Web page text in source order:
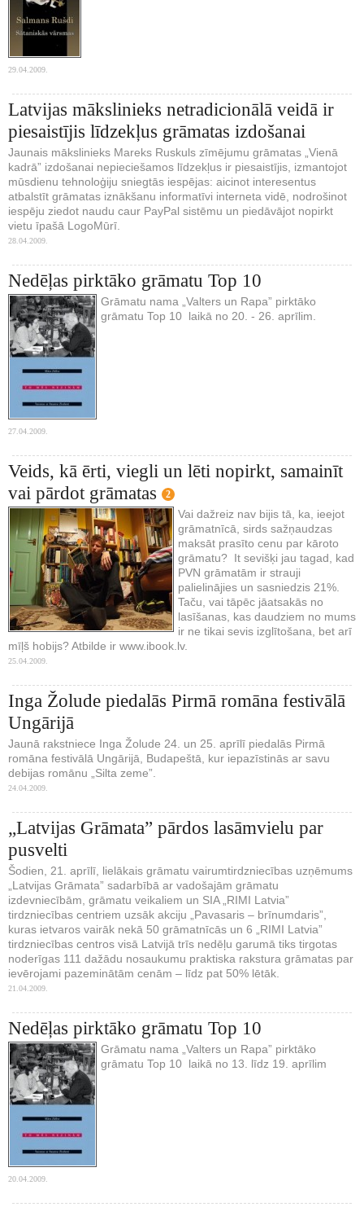
29.04.2009.
Latvijas mākslinieks netradicionālā veidā ir
piesaistījis līdzekļus grāmatas izdošanai
Jaunais mākslinieks Mareks Ruskuls zīmējumu grāmatas „Vienā
kadrā” izdošanai nepieciešamos līdzekļus ir piesaistījis, izmantojot
mūsdienu tehnoloģiju sniegtās iespējas: aicinot interesentus
atbalstīt grāmatas iznākšanu informatīvi interneta vidē, nodrošinot
iespēju ziedot naudu caur PayPal sistēmu un piedāvājot nopirkt
vietu īpašā LogoMūrī.
28.04.2009.
Nedēļas pirktāko grāmatu Top 10
Grāmatu nama „Valters un Rapa” pirktāko
grāmatu Top 10 laikā no 20. - 26. aprīlim.
27.04.2009.
Veids, kā ērti, viegli un lēti nopirkt, samainīt
vai pārdot grāmatas
2
Vai dažreiz nav bijis tā, ka, ieejot
grāmatnīcā, sirds sažņaudzas
maksāt prasīto cenu par kāroto
grāmatu? It sevišķi jau tagad, kad
PVN grāmatām ir strauji
palielinājies un sasniedzis 21%.
Taču, vai tāpēc jāatsakās no
lasīšanas, kas daudziem no mums
ir ne tikai sevis izglītošana, bet arī
mīļš hobijs? Atbilde ir www.ibook.lv.
25.04.2009.
Inga Žolude piedalās Pirmā romāna festivālā
Ungārijā
Jaunā rakstniece Inga Žolude 24. un 25. aprīlī piedalās Pirmā
romāna festivālā Ungārijā, Budapeštā, kur iepazīstinās ar savu
debijas romānu „Silta zeme”.
24.04.2009.
„Latvijas Grāmata” pārdos lasāmvielu par
pusvelti
Šodien, 21. aprīlī, lielākais grāmatu vairumtirdzniecības uzņēmums
„Latvijas Grāmata” sadarbībā ar vadošajām grāmatu
izdevniecībām, grāmatu veikaliem un SIA „RIMI Latvia”
tirdzniecības centriem uzsāk akciju „Pavasaris – brīnumdaris”,
kuras ietvaros vairāk nekā 50 grāmatnīcās un 6 „RIMI Latvia”
tirdzniecības centros visā Latvijā trīs nedēļu garumā tiks tirgotas
noderīgas 111 dažādu nosaukumu praktiska rakstura grāmatas par
ievērojami pazeminātām cenām – līdz pat 50% lētāk.
21.04.2009.
Nedēļas pirktāko grāmatu Top 10
Grāmatu nama „Valters un Rapa” pirktāko
grāmatu Top 10 laikā no 13. līdz 19. aprīlim
20.04.2009.